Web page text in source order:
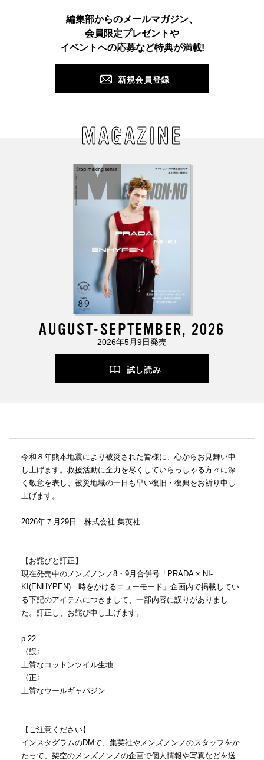
TikTok Facebook Pinterest LINE
編集部からのメールマガジン、
会員限定プレゼントや
イベントへの応募など特典が満載!
新規会員登録
MAGAZINE
AUGUST-SEPTEMBER, 2026
2026年5月9日発売
試し読み
令和８年熊本地震により被災された皆様に、心からお見舞い申
し上げます。救援活動に全力を尽くしていらっしゃる方々に深
く敬意を表し、被災地域の一日も早い復旧・復興をお祈り申し
上げます。
2026年７月29日 株式会社 集英社
【お詫びと訂正】
現在発売中のメンズノンノ8・9月合併号「PRADA × NI-
KI(ENHYPEN) 時をかけるニューモード」企画内で掲載してい
る下記のアイテムにつきまして、一部内容に誤りがありまし
た。訂正し、お詫び申し上げます。
p.22
〈誤〉
上質なコットンツイル生地
〈正〉
上質なウールギャバジン
【ご注意ください】
インスタグラムのDMで、集英社やメンズノンノのスタッフをか
たって、架空のメンズノンノの企画で個人情報や写真などを送